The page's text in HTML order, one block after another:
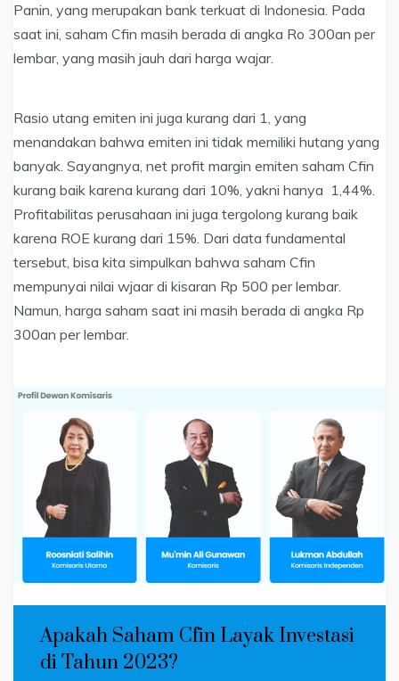
Panin, yang merupakan bank terkuat di Indonesia. Pada
saat ini, saham Cfin masih berada di angka Ro 300an per
lembar, yang masih jauh dari harga wajar.
Rasio utang emiten ini juga kurang dari 1, yang
menandakan bahwa emiten ini tidak memiliki hutang yang
banyak. Sayangnya, net profit margin emiten saham Cfin
kurang baik karena kurang dari 10%, yakni hanya 1,44%.
Profitabilitas perusahaan ini juga tergolong kurang baik
karena ROE kurang dari 15%. Dari data fundamental
tersebut, bisa kita simpulkan bahwa saham Cfin
mempunyai nilai wjaar di kisaran Rp 500 per lembar.
Namun, harga saham saat ini masih berada di angka Rp
300an per lembar.
Apakah Saham Cfin Layak Investasi
di Tahun 2023?